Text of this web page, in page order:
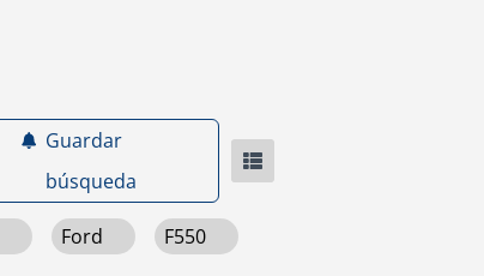
Guardar
búsqueda
Ford F550